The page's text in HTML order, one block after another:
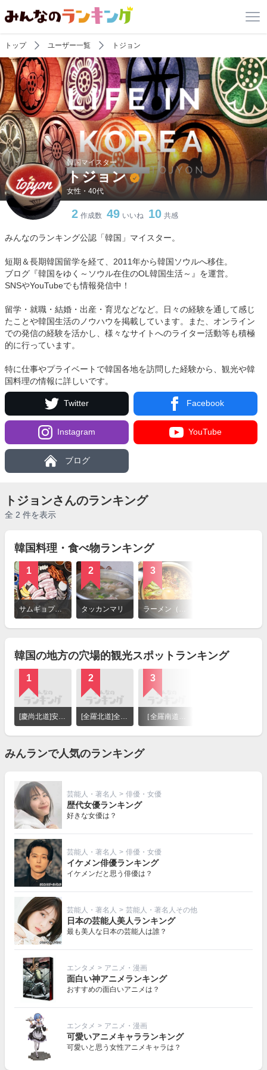
トップ ユーザー一覧 トジョン
韓国マイスター
トジョン
女性・40代
2 作成数 49 いいね 10 共感
みんなのランキング公認「韓国」マイスター。
短期＆長期韓国留学を経て、2011年から韓国ソウルへ移住。
ブログ『韓国をゆく～ソウル在住のOL韓国生活～』を運営。
SNSやYouTubeでも情報発信中！
留学・就職・結婚・出産・育児などなど。日々の経験を通して感じ
たことや韓国生活のノウハウを掲載しています。また、オンライン
での発信の経験を活かし、様々なサイトへのライター活動等も積極
的に行っています。
特に仕事やプライベートで韓国各地を訪問した経験から、観光や韓
国料理の情報に詳しいです。
Twitter Facebook
Instagram YouTube
ブログ
トジョンさんのランキング
全 2 件を表示
韓国料理・食べ物ランキング
1
サムギョプサル
2
タッカンマリ
3
ラーメン（ラミョン）
韓国の地方の穴場的観光スポットランキング
1
[慶尚北道]安東河回村
2
[全羅北道]全州韓屋村
3
［全羅南道］宝城の緑茶畑
みんランで人気のランキング
芸能人・著名人 > 俳優・女優
歴代女優ランキング
好きな女優は？
芸能人・著名人 > 俳優・女優
イケメン俳優ランキング
イケメンだと思う俳優は？
芸能人・著名人 > 芸能人・著名人その他
日本の芸能人美人ランキング
最も美人な日本の芸能人は誰？
エンタメ > アニメ・漫画
面白い神アニメランキング
おすすめの面白いアニメは？
エンタメ > アニメ・漫画
可愛いアニメキャラランキング
可愛いと思う女性アニメキャラは？